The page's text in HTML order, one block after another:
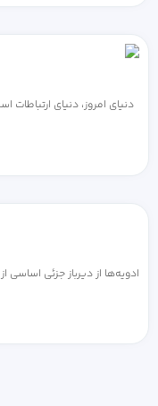
دنیای امروز، دنیای ارتباطات
ادویه‌ها از دیرباز جزئی